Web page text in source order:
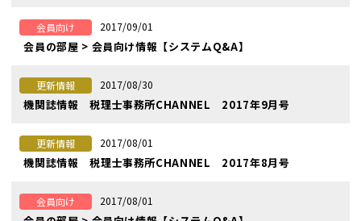
会員向け 2017/09/01
会員の部屋 > 会員向け情報【システムQ&A】
更新情報 2017/08/30
機関誌情報 税理士事務所CHANNEL 2017年9月号
更新情報 2017/08/01
機関誌情報 税理士事務所CHANNEL 2017年8月号
会員向け 2017/08/01